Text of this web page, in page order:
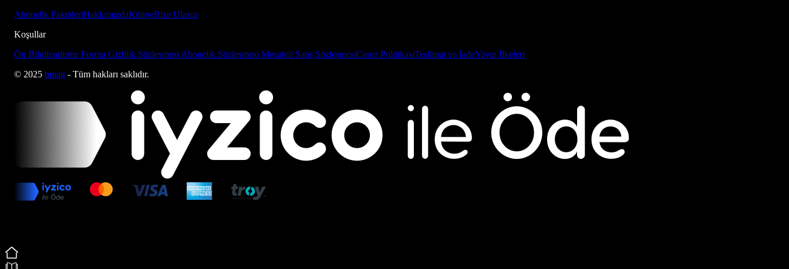
Abonelik PaketleriHakkımızdaKünyeBize Ulaşın
Koşullar
Ön Bilgilendirme Formu Gizlilik Sözleşmesi Abonelik Sözleşmesi Mesafeli Satış SözleşmesiÇerez PolitikasıTeslimat ve İadeYayın İlkeleri
© 2025 bmag - Tüm hakları saklıdır.